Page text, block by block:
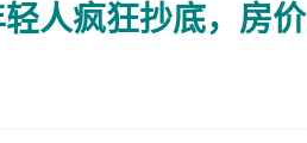
人疯狂抄底，房价